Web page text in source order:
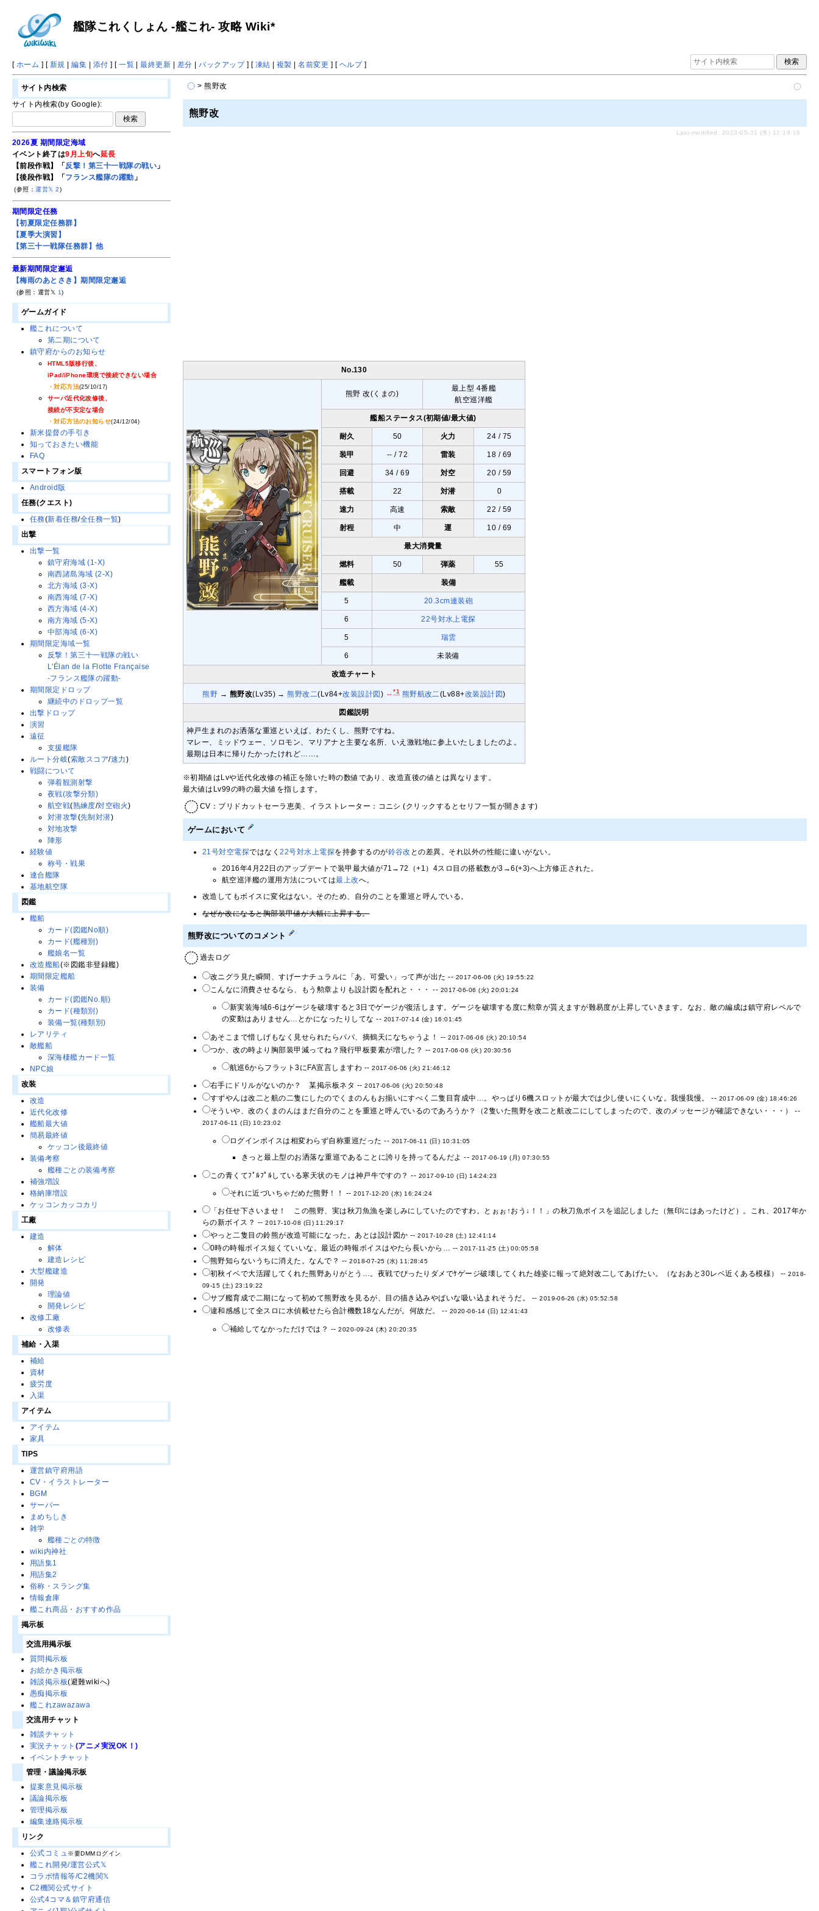
艦隊これくしょん -艦これ- 攻略 Wiki*
[ ホーム ] [ 新規 |編集 | 添付 ] [一覧 |最終更新 | 差分 |バックアップ] [ 凍結 | 複製 |名前変更 ] [ ヘルプ]
> 熊野改
熊野改
Last-modified: 2023-05-31 (水) 12:19:16
No.130
熊野 改(くまの)
最上型 4番艦
航空巡洋艦
艦船ステータス(初期値/最大値)
耐久 50 火力 24 / 75
装甲 -- / 72 雷装 18 / 69
回避 34 / 69 対空 20 / 59
搭載 22 対潜 0
速力 高速 索敵 22 / 59
射程 中 運 10 / 69
最大消費量
燃料 50 弾薬 55
艦載 装備
5 20.3cm連装砲
6 22号対水上電探
5 瑞雲
6 未装備
改造チャート
熊野 → 熊野改(Lv35) →熊野改二(Lv84+改装設計図) ⇔*1 熊野航改二(Lv88+改装設計図)
図鑑説明
神戸生まれのお洒落な重巡といえば、わたくし、熊野ですね。
マレー、ミッドウェー、ソロモン、マリアナと主要な名所、いえ激戦地に参上いたしましたのよ。
最期は日本に帰りたかったけれど……。
※初期値はLvや近代化改修の補正を除いた時の数値であり、改造直後の値とは異なります。
最大値はLv99の時の最大値を指します。
CV：ブリドカットセーラ恵美、イラストレーター：コニシ (クリックするとセリフ一覧が開きます)
ゲームにおいて
21号対空電探ではなく22号対水上電探を持参するのが鈴谷改 との差異。それ以外の性能に違いがない。
2016年4月22日のアップデートで装甲最大値が71→72（+1）4スロ目の搭載数が3→6(+3)へ上方修正された。
航空巡洋艦の運用方法については最上改へ。
改造してもボイスに変化はない。そのため、自分のことを重巡と呼んでいる。
なぜか改になると胸部装甲値が大幅に上昇する。
熊野改についてのコメント
過去ログ
改ニグラ見た瞬間、すげーナチュラルに「あ、可愛い」って声が出た -- 2017-06-06 (火) 19:55:22
こんなに消費させるなら、もう勲章よりも設計図を配れと・・・ -- 2017-06-06 (火) 20:01:24
新実装海域6-6はゲージを破壊すると3日でゲージが復活します。ゲージを破壊する度に勲章が貰えますが難易度が上昇していきます。なお、敵の編成は鎮守府レベルで
の変動はありません…とかになったりしてな -- 2017-07-14 (金) 16:01:45
あそこまで惜しげもなく見せられたらパパ、摘鶴天になちゃうよ！ --2017-06-06 (火) 20:10:54
つか、改の時より胸部装甲減ってね？飛行甲板要素が増した？ --2017-06-06 (火) 20:30:56
航巡6からフラット3にFA宣言しますわ --2017-06-06 (火) 21:46:12
右手にドリルがないのか？ 某掲示板ネタ --2017-06-06 (火) 20:50:48
すずやんは改二と航の二隻にしたのでくまのんもお揃いにすべく二隻目育成中…。やっぱり6機スロットが最大では少し使いにくいな。我慢我慢。 -- 2017-06-09 (金) 18:46:26
そういや、改のくまのんはまだ自分のことを重巡と呼んでいるのであろうか？（2隻いた熊野を改二と航改二にしてしまったので、改のメッセージが確認できない・・・） --
2017-06-11 (日) 10:23:02
ログインボイスは相変わらず自称重巡だった -- 2017-06-11 (日) 10:31:05
きっと最上型のお洒落な重巡であることに誇りを持ってるんだよ -- 2017-06-19 (月) 07:30:55
この青くてﾌﾟﾙﾌﾟﾙしている寒天状のモノは神戸牛ですの？ -- 2017-09-10 (日) 14:24:23
それに近づいちゃだめだ熊野！！ --2017-12-20 (水) 16:24:24
「お任せ下さいませ！ この熊野、実は秋刀魚漁を楽しみにしていたのですわ。とぉぉ↑おう↓！！」の秋刀魚ボイスを追記しました（無印にはあったけど）。これ、2017年か
らの新ボイス？ --2017-10-08 (日) 11:29:17
やっと二隻目の鈴熊が改造可能になった。あとは設計図か --2017-10-28 (土) 12:41:14
0時の時報ボイス短くていいな。最近の時報ボイスはやたら長いから… --2017-11-25 (土) 00:05:58
熊野知らないうちに消えた。なんで？ --2018-07-25 (水) 11:28:45
初秋イベで大活躍してくれた熊野ありがとう…。夜戦でぴったりダメでｹゲージ破壊してくれた雄姿に報って絶対改二してあげたい。（なおあと30レベ近くある模様） --2018-
09-15 (土) 23:19:22
サブ艦育成で二期になって初めて熊野改を見るが、目の描き込みやばいな吸い込まれそうだ。 --2019-06-26 (水) 05:52:58
違和感感じて全スロに水偵載せたら合計機数18なんだが。何故だ。 -- 2020-06-14 (日) 12:41:43
補給してなかっただけでは？ --2020-09-24 (木) 20:20:35
サイト内検索
サイト内検索(by Google):
2026夏 期間限定海域
イベント終了は9月上旬へ延長
【前段作戦】「 反撃！第三十一戦隊の戦い 」
【後段作戦】「 フランス艦隊の躍動 」
(参照：運営𝕏 2)
期間限定任務
【初夏限定任務群】
【夏季大演習】
【第三十一戦隊任務群】他
最新期間限定邂逅
【梅雨のあとさき】期間限定邂逅
(参照：運営𝕏 1)
ゲームガイド
艦これについて
第二期について
鎮守府からのお知らせ
HTML5版移行後、
iPad/iPhone環境で接続できない場合
・対応方法(25/10/17)
サーバ近代化改修後、
接続が不安定な場合
・対応方法のお知らせ(24/12/04)
新米提督の手引き
知っておきたい機能
FAQ
スマートフォン版
Android版
任務(クエスト)
任務(新着任務/全任務一覧)
出撃
出撃一覧
鎮守府海域 (1-X)
南西諸島海域 (2-X)
北方海域 (3-X)
南西海域 (7-X)
西方海域 (4-X)
南方海域 (5-X)
中部海域 (6-X)
期間限定海域一覧
反撃！第三十一戦隊の戦い
L'Élan de la Flotte Française
-フランス艦隊の躍動-
期間限定ドロップ
継続中のドロップ一覧
出撃ドロップ
演習
遠征
支援艦隊
ルート分岐(索敵スコア/速力)
戦闘について
弾着観測射撃
夜戦(攻撃分類)
航空戦(熟練度/対空砲火)
対潜攻撃(先制対潜)
対地攻撃
陣形
経験値
称号・戦果
連合艦隊
基地航空隊
図鑑
艦船
カード(図鑑No順)
カード(艦種別)
艦娘名一覧
改造艦船(※図鑑非登録艦)
期間限定艦船
装備
カード(図鑑No.順)
カード(種類別)
装備一覧(種類別)
レアリティ
敵艦船
深海棲艦カード一覧
NPC娘
改装
改造
近代化改修
艦船最大値
簡易最終値
ケッコン後最終値
装備考察
艦種ごとの装備考察
補強増設
格納庫増設
ケッコンカッコカリ
工廠
建造
解体
建造レシピ
大型艦建造
開発
理論値
開発レシピ
改修工廠
改修表
補給・入渠
補給
資材
疲労度
入渠
アイテム
アイテム
家具
TIPS
運営鎮守府用語
CV・イラストレーター
BGM
サーバー
まめちしき
雑学
艦種ごとの特徴
wiki内神社
用語集1
用語集2
俗称・スラング集
情報倉庫
艦これ商品・おすすめ作品
掲示板
交流用掲示板
質問掲示板
お絵かき掲示板
雑談掲示板(避難wikiへ)
愚痴掲示板
艦これzawazawa
交流用チャット
雑談チャット
実況チャット (アニメ実況OK！)
イベントチャット
管理・議論掲示板
提案意見掲示板
議論掲示板
管理掲示板
編集連絡掲示板
リンク
公式コミュ※要DMMログイン
艦これ開発/運営公式𝕏
コラボ情報等/C2機関𝕏
C2機関公式サイト
公式4コマ＆鎮守府通信